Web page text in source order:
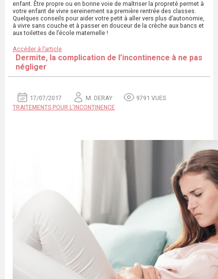
enfant. Être propre ou en bonne voie de maîtriser la propreté permet à
votre enfant de vivre sereinement sa première rentrée des classes.
Quelques conseils pour aider votre petit à aller vers plus d’autonomie,
à vivre sans couche et à passer en douceur de la crèche aux bancs et
aux toilettes de l’école maternelle !
Accéder à l’article
Dermite, la complication de l’incontinence à ne pas
négliger
17/07/2017 M. DERAY 9791 VUES
TRAITEMENTS POUR L'INCONTINENCE